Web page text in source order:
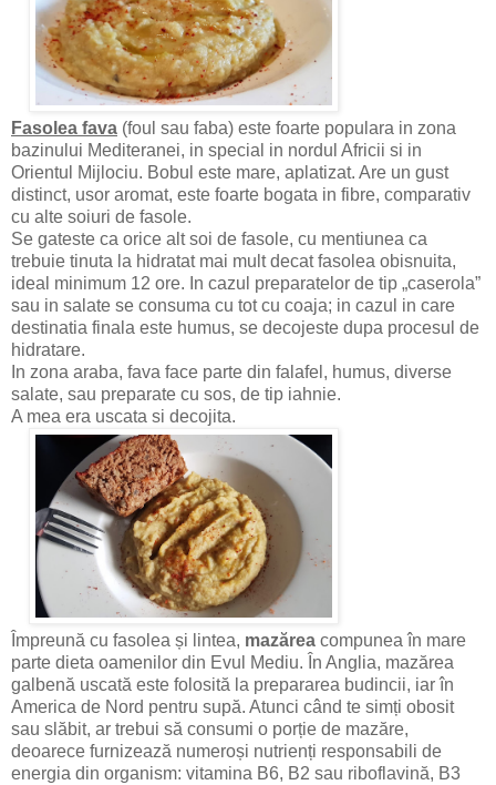
Fasolea fava (foul sau faba) este foarte populara in zona
bazinului Mediteranei, in special in nordul Africii si in
Orientul Mijlociu. Bobul este mare, aplatizat. Are un gust
distinct, usor aromat, este foarte bogata in fibre, comparativ
cu alte soiuri de fasole.
Se gateste ca orice alt soi de fasole, cu mentiunea ca
trebuie tinuta la hidratat mai mult decat fasolea obisnuita,
ideal minimum 12 ore. In cazul preparatelor de tip „caserola”
sau in salate se consuma cu tot cu coaja; in cazul in care
destinatia finala este humus, se decojeste dupa procesul de
hidratare.
In zona araba, fava face parte din falafel, humus, diverse
salate, sau preparate cu sos, de tip iahnie.
A mea era uscata si decojita.
Împreună cu fasolea și lintea, mazărea compunea în mare
parte dieta oamenilor din Evul Mediu. În Anglia, mazărea
galbenă uscată este folosită la prepararea budincii, iar în
America de Nord pentru supă. Atunci când te simți obosit
sau slăbit, ar trebui să consumi o porție de mazăre,
deoarece furnizează numeroși nutrienți responsabili de
energia din organism: vitamina B6, B2 sau riboflavină, B3